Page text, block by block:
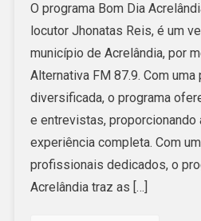
Bom
Dia
Destaque
Na
Rádio
FM
87.9
O programa Bom Dia
locutor Jhonatas Reis, é um
município de Acrelândia, por
Alternativa FM 87.9. Com uma
diversificada, o programa
e entrevistas, proporcionando
experiência completa. Com
profissionais dedicados, o
Acrelândia traz as […]